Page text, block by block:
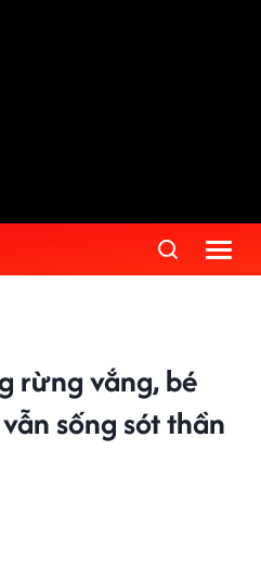
rừng vắng, bé
sống sót thần